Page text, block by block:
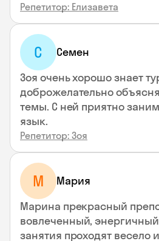
Репетитор: Елизавета
С Семен
Зоя очень хорошо знает
доброжелательно
темы. С ней приятно
язык.
Репетитор: Зоя
М Мария
Марина прекрасный
вовлеченный, энергичный
занятия проходят весело